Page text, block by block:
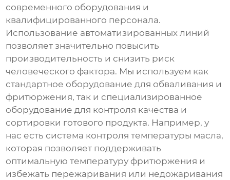
современного оборудования и
квалифицированного персонала.
Использование автоматизированных линий
позволяет значительно повысить
производительность и снизить риск
человеческого фактора. Мы используем как
стандартное оборудование для обваливания и
фритюржения, так и специализированное
оборудование для контроля качества и
сортировки готового продукта. Например, у
нас есть система контроля температуры масла,
которая позволяет поддерживать
оптимальную температуру фритюржения и
избежать пережаривания или недожаривания